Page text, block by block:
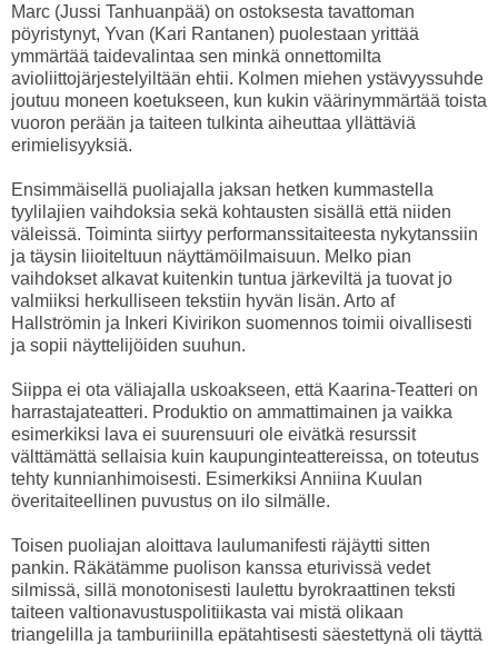
Marc (Jussi Tanhuanpää) on ostoksesta tavattoman
pöyristynyt, Yvan (Kari Rantanen) puolestaan yrittää
ymmärtää taidevalintaa sen minkä onnettomilta
avioliittojärjestelyiltään ehtii. Kolmen miehen ystävyyssuhde
joutuu moneen koetukseen, kun kukin väärinymmärtää toista
vuoron perään ja taiteen tulkinta aiheuttaa yllättäviä
erimielisyyksiä.
Ensimmäisellä puoliajalla jaksan hetken kummastella
tyylilajien vaihdoksia sekä kohtausten sisällä että niiden
väleissä. Toiminta siirtyy performanssitaiteesta nykytanssiin
ja täysin liioiteltuun näyttämöilmaisuun. Melko pian
vaihdokset alkavat kuitenkin tuntua järkeviltä ja tuovat jo
valmiiksi herkulliseen tekstiin hyvän lisän. Arto af
Hallströmin ja Inkeri Kivirikon suomennos toimii oivallisesti
ja sopii näyttelijöiden suuhun.
Siippa ei ota väliajalla uskoakseen, että Kaarina-Teatteri on
harrastajateatteri. Produktio on ammattimainen ja vaikka
esimerkiksi lava ei suurensuuri ole eivätkä resurssit
välttämättä sellaisia kuin kaupunginteattereissa, on toteutus
tehty kunnianhimoisesti. Esimerkiksi Anniina Kuulan
överitaiteellinen puvustus on ilo silmälle.
Toisen puoliajan aloittava laulumanifesti räjäytti sitten
pankin. Räkätämme puolison kanssa eturivissä vedet
silmissä, sillä monotonisesti laulettu byrokraattinen teksti
taiteen valtionavustuspolitiikasta vai mistä olikaan
triangelilla ja tamburiinilla epätahtisesti säestettynä oli täyttä